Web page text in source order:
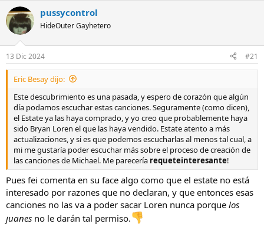
i
c
i
a
d
o
r
d
l
t
e
m
a
h
a
e
i
n
i
i
o
pussycontrol
HideOuter Gayhetero
13 Dic 2024 #21
Eric Besay dijo:
Este descubrimiento es una pasada, y espero de corazón que algún
día podamos escuchar estas canciones. Seguramente (como dicen),
el Estate ya las haya comprado, y yo creo que probablemente haya
sido Bryan Loren el que las haya vendido. Estate atento a más
actualizaciones, y si es que podemos escucharlas al menos tal cual, a
mi me gustaría poder escuchar más sobre el proceso de creación de
las canciones de Michael. Me parecería requeteinteresante!
Pues fei comenta en su face algo como que el estate no está
interesado por razones que no declaran, y que entonces esas
canciones no las va a poder sacar Loren nunca porque los
juanes no le darán tal permiso.